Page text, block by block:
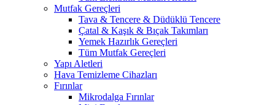
Mutfak Gereçleri
Tava & Tencere & Düdüklü Tencere
Çatal & Kaşık & Bıçak Takımları
Yemek Hazırlık Gereçleri
Tüm Mutfak Gereçleri
Yapı Aletleri
Hava Temizleme Cihazları
Fırınlar
Mikrodalga Fırınlar